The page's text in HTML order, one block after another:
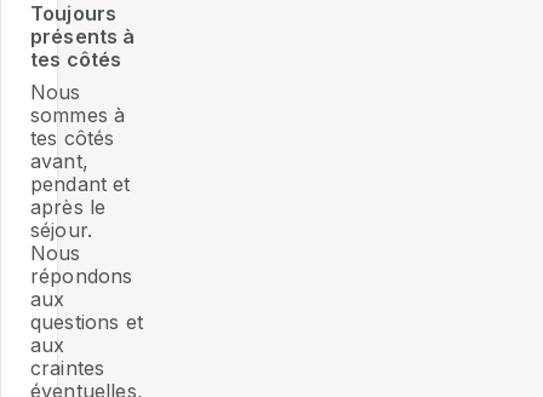
Toujours
présents à
tes côtés
Nous
sommes à
tes côtés
avant,
pendant et
après le
séjour.
Nous
répondons
aux
questions et
aux
craintes
éventuelles,